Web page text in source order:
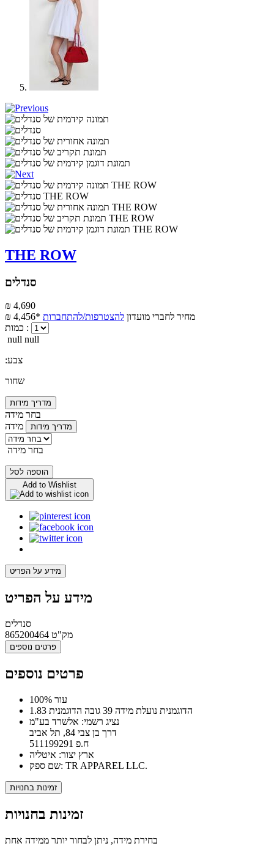
THE ROW
סנדלים
₪ 4,690
₪ 4,456*
מחיר לחברי מועדון להצטרפות/להתחברות
כמות :
null null
:צבע
שחור
מדריך מידות
בחר מידה
מידה
מדריך מידות
בחר מידה
הוספה לסל
Add to Wishlist
מידע על הפריט
מידע על הפריט
סנדלים
מק"ט 865200464
פרטים נוספים
פרטים נוספים
100% עור
הדוגמנית נועלת מידה 39 גובה הדוגמנית 1.83
נציג רשמי: אלשרד בע"מ
דרך בן צבי 84, תל אביב
ח.פ 511199291
ארץ יצור: איטליה
שם ספק: TR APPAREL LLC.
זמינות בחנויות
זמינות בחנויות
בחירת מידה, ניתן לבחור יותר ממידה אחת